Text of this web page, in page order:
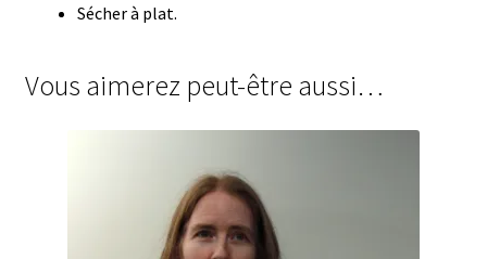
Sécher à plat.
Vous aimerez peut-être aussi…